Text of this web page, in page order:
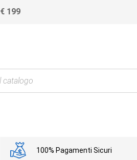
€ 199
100% Pagamenti Sicuri